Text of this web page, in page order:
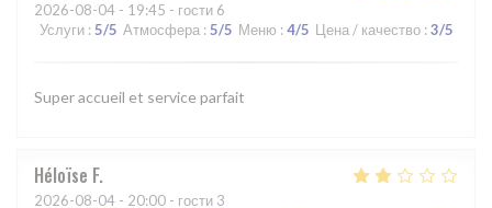
2026-08-04 - 19:45 - гости 6
Услуги : 5/5 Атмосфера : 5/5 Меню : 4/5 Цена / качество : 3/5
Super accueil et service parfait
Héloïse F
2026-08-04 - 20:00 - гости 3